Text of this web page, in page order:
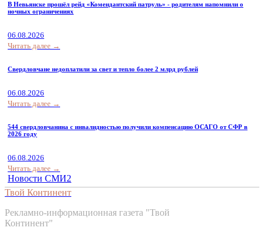
В Невьянске прошёл рейд «Комендантский патруль» - родителям напомнили о
ночных ограничениях
06.08.2026
Читать далее →
Свердловчане недоплатили за свет и тепло более 2 млрд рублей
06.08.2026
Читать далее →
544 свердловчанина с инвалидностью получили компенсацию ОСАГО от СФР в
2026 году
06.08.2026
Читать далее →
Новости СМИ2
Твой Континент
Рекламно-информационная газета "Твой
Континент"